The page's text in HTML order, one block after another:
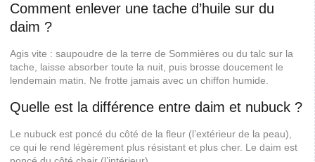
Comment enlever une tache d’huile sur du
daim ?
Agis vite : saupoudre de la terre de Sommières ou du talc sur la
tache, laisse absorber toute la nuit, puis brosse doucement le
lendemain matin. Ne frotte jamais avec un chiffon humide.
Quelle est la différence entre daim et nubuck ?
Le nubuck est poncé du côté de la fleur (l’extérieur de la peau),
ce qui le rend légèrement plus résistant et plus cher. Le daim est